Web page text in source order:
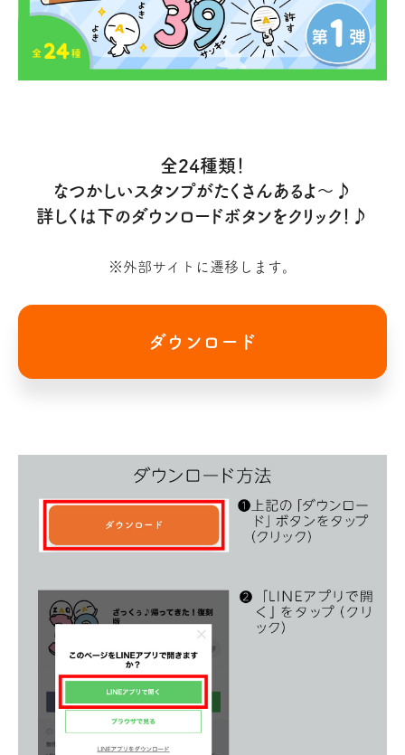
全24種類！
なつかしいスタンプがたくさんあるよ～♪
詳しくは下のダウンロードボタンをクリック！♪
※外部サイトに遷移します。
ダウンロード